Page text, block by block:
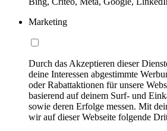
Marketing
Durch das Akzeptieren dieser
deine Interessen abgestimmte
oder Rabattaktionen für unsere
basierend auf deinem Surf- und
sowie deren Erfolge messen. Mit
wir auf dieser Webseite folgende